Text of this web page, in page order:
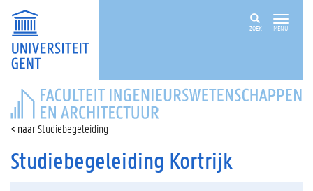
ZOEK MENU
FACULTEIT
INGENIEURSWETENSCHAPPEN
EN
ARCHITECTUUR
Studiebegeleiding
Studiebegeleiding Kortrijk